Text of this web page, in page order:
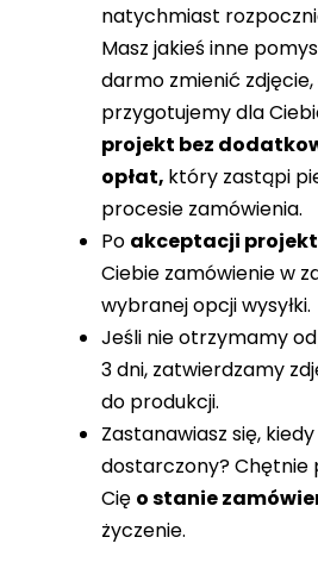
natychmiast
Masz jakieś inne
darmo zmienić
przygotujemy dla
projekt bez
opłat, który zastąpi
procesie zamówienia.
Po akceptacji
Ciebie zamówienie w
wybranej opcji wysyłki.
Jeśli nie otrzymamy
3 dni, zatwierdzamy
do produkcji.
Zastanawiasz się,
dostarczony? Chętnie
Cię o stanie
życzenie.